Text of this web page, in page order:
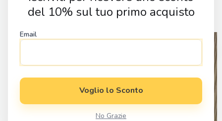
Sperem!del 10% sul tuo primo acquisto
Email
Voglio lo Sconto
No Grazie